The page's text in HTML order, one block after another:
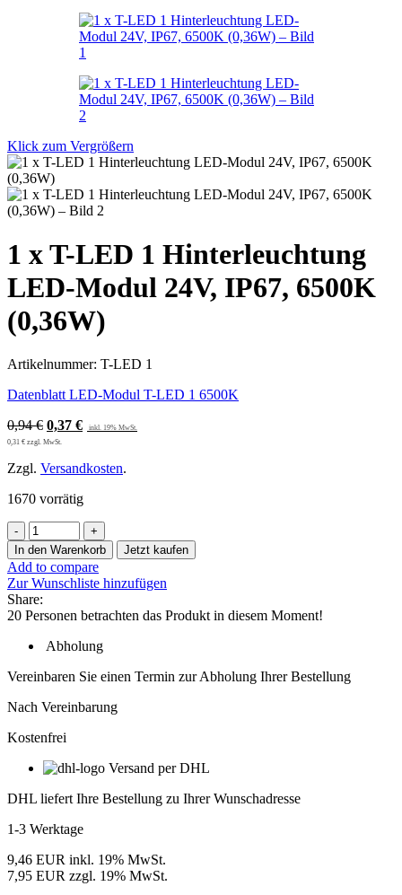
Klick zum Vergrößern
1 x T-LED 1 Hinterleuchtung
LED-Modul 24V, IP67, 6500K
(0,36W)
Artikelnummer: T-LED 1
Datenblatt LED-Modul T-LED 1 6500K
0,94€ Ursprünglicher
Preis
0,94 €
0,37 €
0,31 € zzgl. MwSt.
Zzgl. Versandkosten.
1670 vorrätig
1
x
T-
LED
1
Hinterleuchtung
Modul
IP67,
(0,36W)
In den Warenkorb Jetzt kaufen
Add to compare
Zur Wunschliste hinzufügen
Share:
20 Personen betrachten das Produkt in diesem Moment!
Abholung
Vereinbaren Sie einen Termin zur Abholung Ihrer Bestellung
Nach Vereinbarung
Kostenfrei
Versand per DHL
DHL liefert Ihre Bestellung zu Ihrer Wunschadresse
1-3 Werktage
9,46 EUR inkl. 19% MwSt.
7,95 EUR zzgl. 19% MwSt.